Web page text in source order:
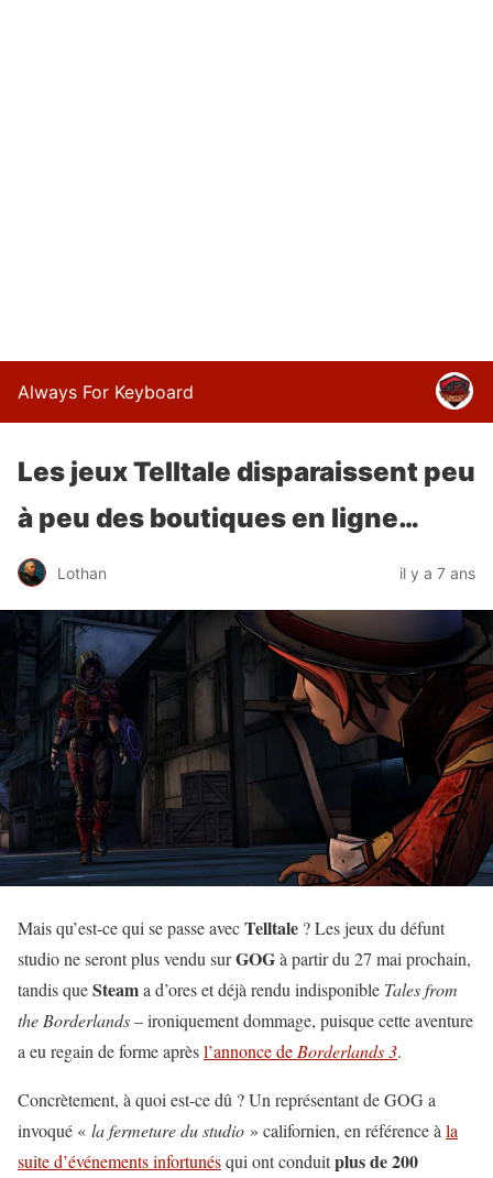
Always For Keyboard
Les jeux Telltale disparaissent peu
à peu des boutiques en ligne…
Lothan il y a 7 ans
Mais qu’est-ce qui se passe avecTelltale ? Les jeux du défunt
studio ne seront plus vendu surGOGà partir du 27 mai prochain,
tandis queSteama d’ores et déjà rendu indisponible Tales from
the Borderlands– ironiquement dommage, puisque cette aventure
a eu regain de forme aprèsl’annonce deBorderlands 3.
Concrètement, à quoi est-ce dû ? Un représentant de GOG a
invoqué « la fermeture du studio » californien, en référence àla
suite d’événements infortunésqui ont conduitplus de 200